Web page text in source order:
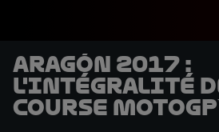
Aragón 2017 :
L'intégralité
course